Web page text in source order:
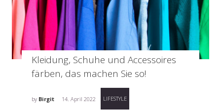
Kleidung, Schuhe und Accessoires
färben, das machen Sie so!
by Birgit 14. April 2022 LIFESTYLE